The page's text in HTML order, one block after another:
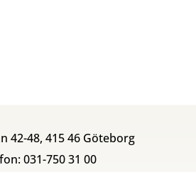
42-48, 415 46 Göteborg
031-750 31 00